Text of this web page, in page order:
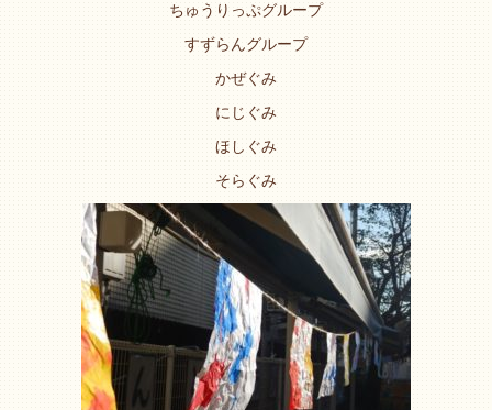
ちゅうりっぷグループ
すずらんグループ
かぜぐみ
にじぐみ
ほしぐみ
そらぐみ